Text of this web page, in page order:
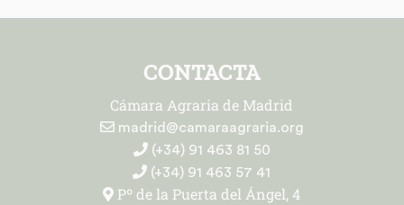
CONTACTA
Cámara Agraria de Madrid
madrid@camaraagraria.org
(+34) 91 463 81 50
(+34) 91 463 57 41
Pº de la Puerta del Ángel, 4